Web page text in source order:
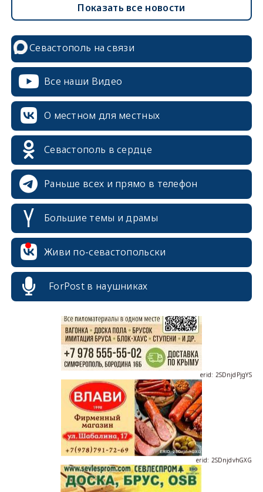
Показать все новости
Севастополь на связи
Все наши Видео
О местном для местных
Севастополь в сердце
Раньше всех и прямо в телефон
Большие темы и драмы
Живи по-севастопольски
ForPost в наушниках
erid: 2SDnjdPjgYS
erid: 2SDnjdvhGXG